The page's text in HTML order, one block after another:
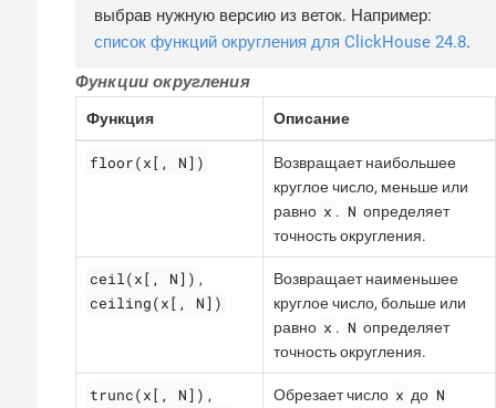
выбрав нужную версию из веток. Например:
список функций округления для ClickHouse 24.8.
Функции округления
Функция Описание
floor(x[, N])
Возвращает наибольшее
круглое число, меньше или
равно x . N определяет
точность округления.
ceil(x[, N]) ,
ceiling(x[, N])
Возвращает наименьшее
круглое число, больше или
равно x . N определяет
точность округления.
trunc(x[, N]) , Обрезает число x до N